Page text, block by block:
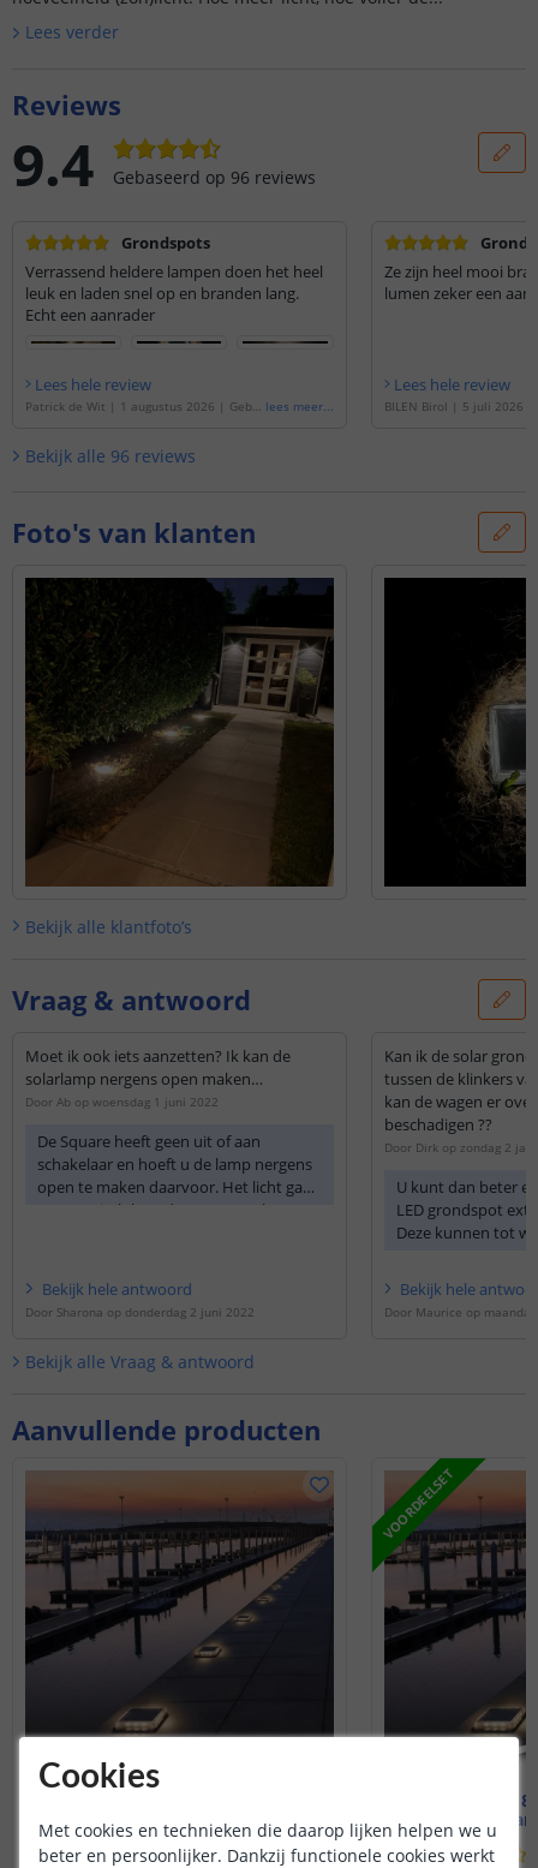
Lees verder
Aanvullende producten
Warm wit licht
(96 reviews)
VOORDEELSET
Voordeelset
Reviews
9.4 Gebaseerd op 96 reviews
Grondspots
Verrassend heldere lampen doen het heel
leuk en laden snel op en branden lang.
Echt een aanrader
Lees hele review
Patrick de Wit | 1 augustus 2026 | Geba
van 4 stuks
lees meer...
Ze zijn heel mooi
lumen zeker een
Lees hele review
BILEN Birol | 5 juli 2026
Bekijk alle 96 reviews
Foto's van klanten
Bekijk alle klantfoto’s
Vraag & antwoord
Moet ik ook iets aanzetten? Ik kan de
solarlamp nergens open maken…
Door Ab op woensdag 1 juni 2022
De Square heeft geen uit of aan
schakelaar en hoeft u de lamp nergens
open te maken daarvoor. Het licht gaat
automatisch branden wanneer het gaat
Bekijk hele antwoord
Door Sharona op donderdag 2 juni 2022
Kan ik de solar
tussen de klinkers van de oprit plaatsen
kan de wagen er
beschadigen ??
Door Dirk op zondag 2
U kunt dan beter
LED grondspot
Deze kunnen tot
Bekijk hele
Door Maurice op
Bekijk alle Vraag & antwoord
Cookies
Met cookies en technieken die daarop lijken helpen we u
beter en persoonlijker. Dankzij functionele cookies werkt